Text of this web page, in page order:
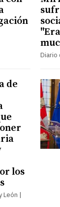
Diario
de
los
León |